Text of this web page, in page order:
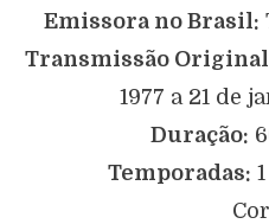
Emissora no Brasil:
Transmissão
1977 a 21 de
Duração:
Temporadas: